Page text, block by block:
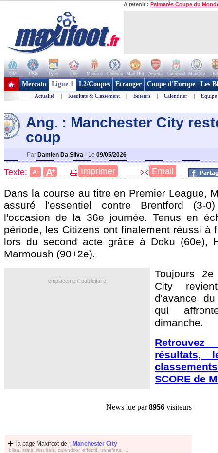
A retenir : Palmarès Coupe du
OM PSG Lyon Lille Monaco Chelsea Man Utd Arsenal Liverpool ManCity
+ de clubs
Mercato Ligue 1 L2/Coupes Etranger Coupe d'Europe Les
Actualité | Résultats & Classement | Buteurs | Calendrier | Equipe
Ang. : Manchester City
coup
Par Damien Da Silva - Le 09/05/2026
Texte: A- A+ Imprimer Email
Dans la course au titre en Premier League,
assuré l'essentiel contre Brentford (3-
l'occasion de la 36e journée. Tenus en
période, les Citizens ont finalement réussi à
lors du second acte grâce à Doku (60e),
Marmoush (90+2e).
emplacement publicitaire
Toujours
City
d'avance
qui
dimanche.
résultats,
SCORE de
News lue par8956 visiteurs
la page Maxifoot de : Manchester City
bilan, stats, résultats, calendrier, effectif, transferts, ...